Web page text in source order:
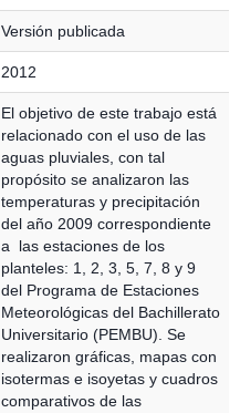
Versión publicada
2012
El objetivo de este trabajo está
relacionado con el uso de las
aguas pluviales, con tal
propósito se analizaron las
temperaturas y precipitación
del año 2009 correspondiente
a las estaciones de los
planteles: 1, 2, 3, 5, 7, 8 y 9
del Programa de Estaciones
Meteorológicas del Bachillerato
Universitario (PEMBU). Se
realizaron gráficas, mapas con
isotermas e isoyetas y cuadros
comparativos de las